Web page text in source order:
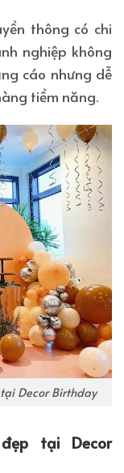
thông có chi
nghiệp không
cáo nhưng dễ
tiềm năng.
Decor Birthday
tại Decor